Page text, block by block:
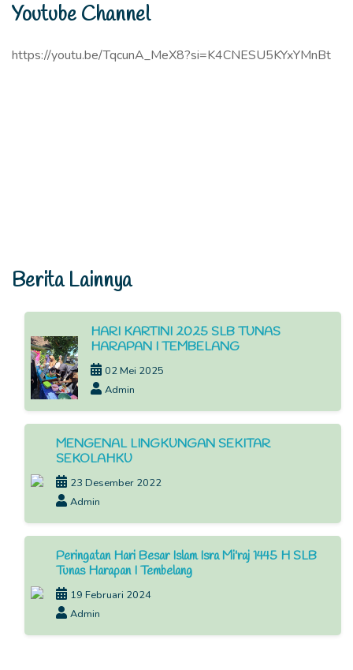
Youtube Channel
https://youtu.be/TqcunA_MeX8?si=K4CNESU5KYxYMnBt
Berita Lainnya
HARI KARTINI 2025 SLB TUNAS
HARAPAN I TEMBELANG
02 Mei 2025
Admin
MENGENAL LINGKUNGAN SEKITAR
SEKOLAHKU
23 Desember 2022
Admin
Peringatan Hari Besar Islam Isra Mi'raj 1445 H SLB
Tunas Harapan I Tembelang
19 Februari 2024
Admin